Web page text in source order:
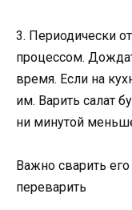
3. Периодически
процессом.
время. Если на
им. Варить салат
ни минутой
Важно сварить
переварить